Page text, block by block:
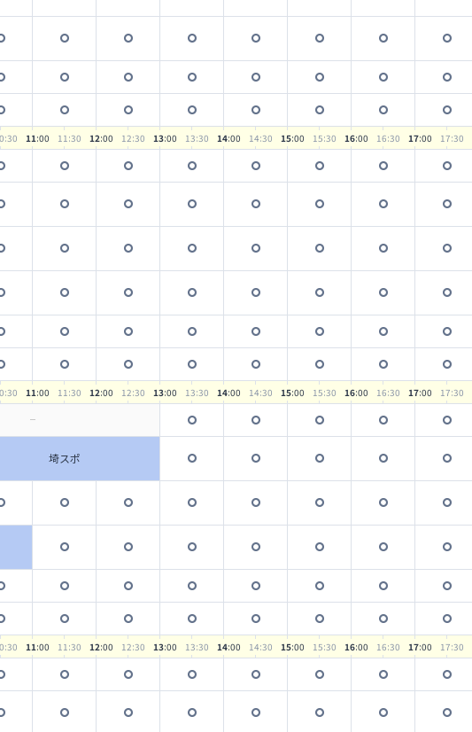
:30 11:00 11 :30 12:00 12:30 13:00 13:30 14:00 14:30 15:00 15:30 16:00 16:30 17:00 17:30
:30 11:00 11 :30 12:00 12:30 13:00 13:30 14:00 14:30 15:00 15:30 16:00 16:30 17:00 17:30
埼スポ
:30 11:00 11 :30 12:00 12:30 13:00 13:30 14:00 14:30 15:00 15:30 16:00 16:30 17:00 17:30